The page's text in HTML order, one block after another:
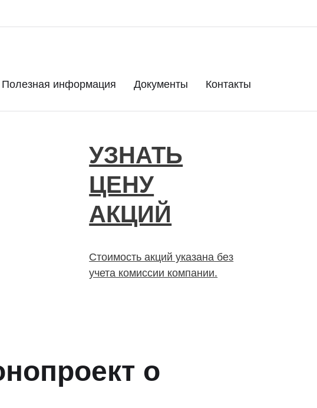
Полезная информация Документы Контакты
УЗНАТЬ
ЦЕНУ
АКЦИЙ
Стоимость акций указана без
учета комиссии компании.
о